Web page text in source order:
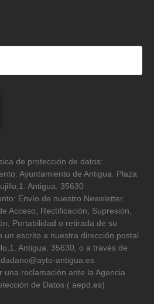
de protección de datos:
Ayuntamiento de Antigua. Plaza
Antigua. 35630
Envío de nuestro Newsletter.
Acceso, Rectificación, Supresión,
Portabilidad o retirada de su
un escrito a nuestra dirección postal
Antigua. 35630, o a través de
antigua.es
una reclamación ante la Agencia
de Datos ( aepd.es)